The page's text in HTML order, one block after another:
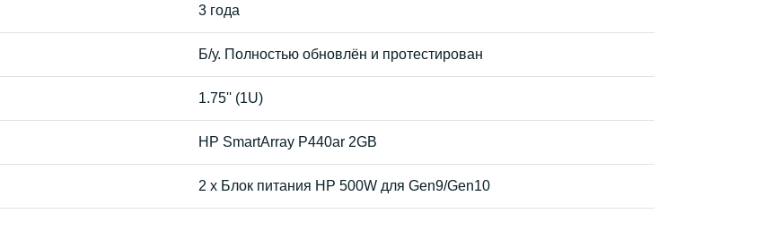
3 года
Б/у. Полностью обновлён и протестирован
1.75'' (1U)
HP SmartArray P440ar 2GB
2 x Блок питания HP 500W для Gen9/Gen10